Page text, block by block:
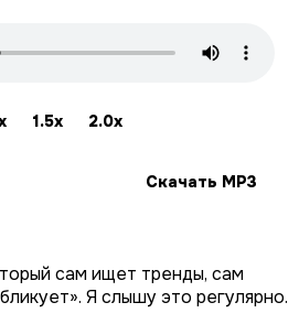
1.5x 2.0x
Скачать MP3
сам ищет тренды, сам
Я слышу это регулярно.